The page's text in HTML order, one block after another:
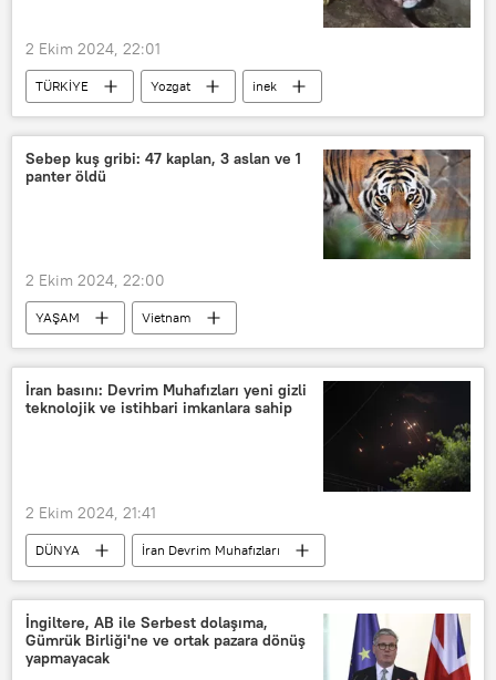
2 Ekim 2024, 22:01
TÜRKİYE Yozgat
inek
Buzağı
Hastalık Veteriner
Sebep kuş gribi: 47 kaplan, 3 aslan ve 1
panter öldü
2 Ekim 2024, 22:00
YAŞAM
Vietnam
Hayvanat bahçesi
Kaplan
Aslan
panter Kuş gribi
İran basını: Devrim Muhafızları yeni gizli
teknolojik ve istihbari imkanlara sahip
2 Ekim 2024, 21:41
DÜNYA
İran Devrim Muhafızları
Tasnim
İsrail
Saldırı
Teknoloji
istihbarat
Füze
İngiltere, AB ile Serbest dolaşıma,
Gümrük Birliği'ne ve ortak pazara dönüş
yapmayacak